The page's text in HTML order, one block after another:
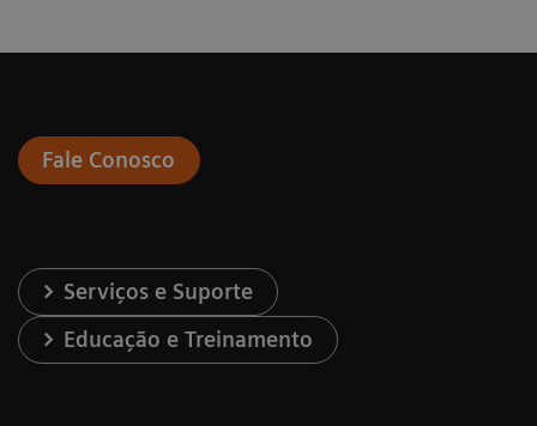
Fale Conosco
Serviços e Suporte
Educação e Treinamento